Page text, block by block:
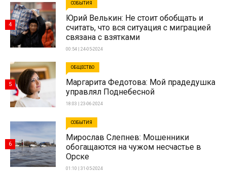
СОБЫТИЯ
Юрий Велькин: Не стоит обобщать и
считать, что вся ситуация с миграцией
связана с взятками
00:54 | 24-05-2024
4
ОБЩЕСТВО
Маргарита Федотова: Мой прадедушка
управлял Поднебесной
18:03 | 23-06-2024
5
СОБЫТИЯ
Мирослав Слепнев: Мошенники
обогащаются на чужом несчастье в
Орске
01:10 | 31-05-2024
6